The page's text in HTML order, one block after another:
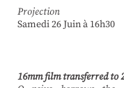
Projection
Samedi 26 Juin à 16h30
16mm film transferred to